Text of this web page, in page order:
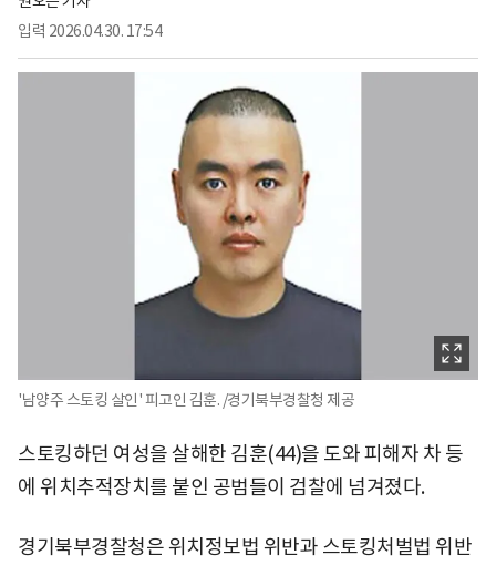
입력 2026.04.30. 17:54
'남양주 스토킹 살인' 피고인 김훈. /경기북부경찰청 제공
스토킹하던 여성을 살해한 김훈(44)을 도와 피해자 차 등
에 위치추적장치를 붙인 공범들이 검찰에 넘겨졌다.
경기북부경찰청은 위치정보법 위반과 스토킹처벌법 위반